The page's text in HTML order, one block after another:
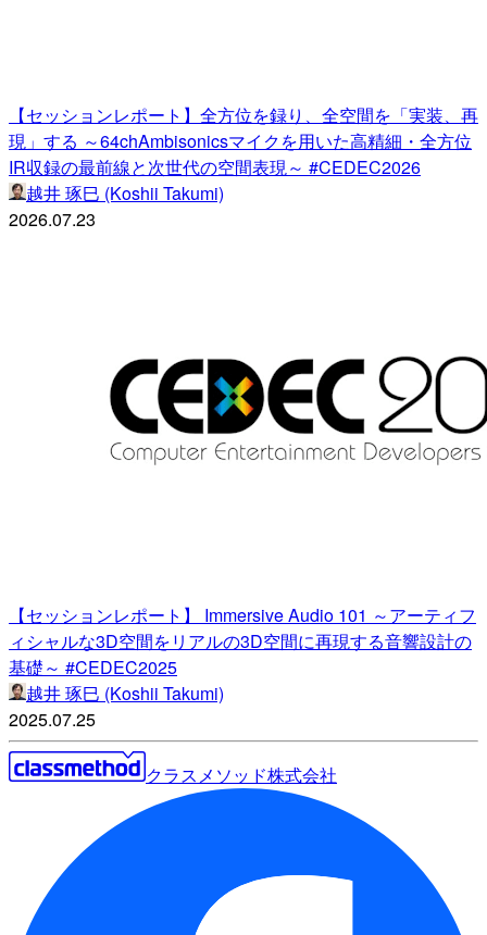
【セッションレポート】全方位を録り、全空間を「実装、再
現」する ～64chAmbisonicsマイクを用いた高精細・全方位
IR収録の最前線と次世代の空間表現～ #CEDEC2026
越井 琢巳 (Koshii Takumi)
2026.07.23
【セッションレポート】 Immersive Audio 101 ～アーティフ
ィシャルな3D空間をリアルの3D空間に再現する音響設計の
基礎～ #CEDEC2025
越井 琢巳 (Koshii Takumi)
2025.07.25
クラスメソッド株式会社